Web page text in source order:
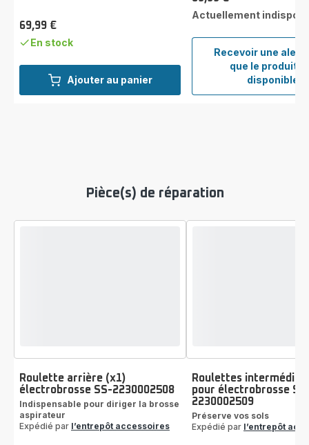
Ajouter au panier
Prix
69,99 €
En stock
Recevoir une
que le produit
disponible
ses
Prix
Actuellement
Pièce(s) de réparation
Roulette arrière (x1)
électrobrosse SS-2230002508
Indispensable pour diriger la brosse
aspirateur
Expédié par l’entrepôt accessoires
Roulettes
pour électrobrosse
2230002509
Préserve vos sols
Expédié par l’entrepôt